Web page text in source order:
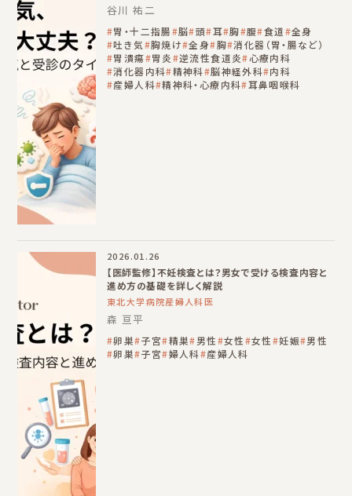
谷川 祐二
胃・十二指腸 脳 頭 耳 胸 腹 食道
全身
吐き気
胸焼け 全身 胸 消化器（胃・腸など）
胃潰瘍
胃炎 逆流性食道炎 心療内科
消化器内科 精神科 脳神経外科 内科
産婦人科 精神科・心療内科 耳鼻咽喉科
2026.01.26
【医師監修】不妊検査とは？男女で受ける検査内容と
進め方の基礎を詳しく解説
東北大学病院産婦人科医
森 亘平
卵巣 子宮 精巣 男性 女性 女性 妊娠 男性
卵巣 子宮 婦人科 産婦人科